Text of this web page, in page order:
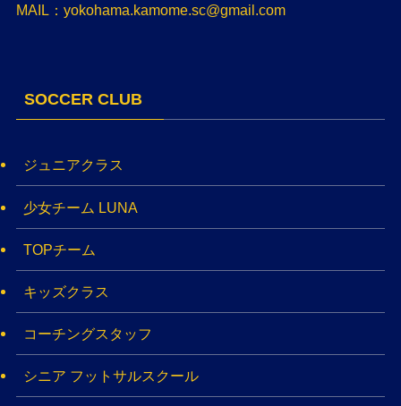
MAIL：yokohama.kamome.sc@gmail.com
SOCCER CLUB
ジュニアクラス
少女チーム LUNA
TOPチーム
キッズクラス
コーチングスタッフ
シニア フットサルスクール